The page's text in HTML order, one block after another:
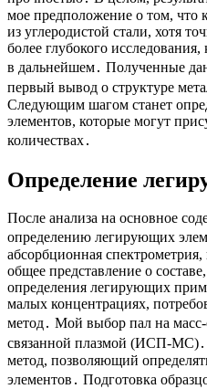
мое предположение о том, что
из углеродистой стали, хотя
более глубокого
в дальнейшем․ Полученные
первый вывод о структуре
Следующим шагом станет
элементов, которые могут
количествах․
Определение
После анализа на основное
определению легирующих
абсорбционная спектрометрия,
общее представление о
определения легирующих
малых концентрациях,
метод․ Мой выбор пал на
связанной плазмой (ИСП-МС)․
метод, позволяющий
элементов․ Подготовка